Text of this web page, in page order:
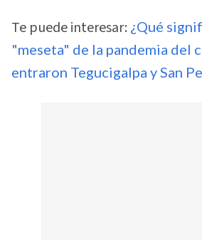
Te puede interesar: ¿Qué
"meseta" de la pandemia del
entraron Tegucigalpa y San